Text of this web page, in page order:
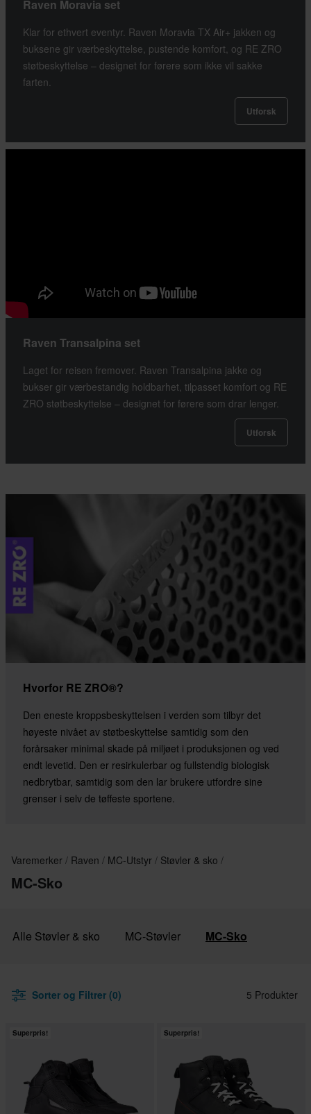
Raven Moravia set
Klar for ethvert eventyr. Raven Moravia TX Air+ jakken og
buksene gir værbeskyttelse, pustende komfort, og RE ZRO
støtbeskyttelse – designet for førere som ikke vil sakke
farten.
Utforsk
Raven Transalpina set
Laget for reisen fremover. Raven Transalpina jakke og
bukser gir værbestandig holdbarhet, tilpasset komfort og RE
ZRO støtbeskyttelse – designet for førere som drar lenger.
Utforsk
Hvorfor RE ZRO®?
Den eneste kroppsbeskyttelsen i verden som tilbyr det
høyeste nivået av støtbeskyttelse samtidig som den
forårsaker minimal skade på miljøet i produksjonen og ved
endt levetid. Den er resirkulerbar og fullstendig biologisk
nedbrytbar, samtidig som den lar brukere utfordre sine
grenser i selv de tøffeste sportene.
Varemerker Raven MC-Utstyr Støvler & sko
MC-Sko
Alle Støvler & sko MC-Støvler MC-Sko
Sorter og Filtrer (0) 5 Produkter
Superpris! Superpris!